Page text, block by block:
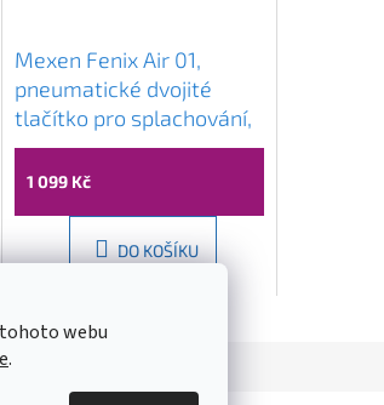
webu
.
Mexen Fenix ​​Air 01,
pneumatické dvojité
tlačítko pro splachování,
chrom matný, 6A0102
1 099 Kč
DO KOŠÍKU